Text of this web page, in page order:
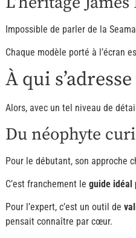
Impossible de parler de la
Chaque modèle porté à l’écran
À qui
Alors, avec un tel niveau de
Du néophyte
Pour le débutant, son approche
C’est franchement le guide idéal
Pour l’expert, c’est un outil de
pensait connaître par cœur.